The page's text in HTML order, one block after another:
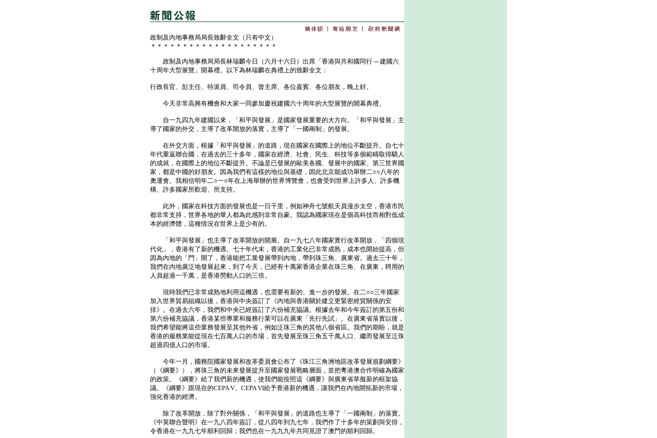
政制及內地事務局局長致辭全文（只有中文）
＊＊＊＊＊＊＊＊＊＊＊＊＊＊＊＊＊＊＊＊
政制及內地事務局局長林瑞麟今日（六月十六日）出席「香港與共和國同行 ─ 建國六
十周年大型展覽」開幕禮。以下為林瑞麟在典禮上的致辭全文：
行政長官、彭主任、特派員、司令員、曾主席、各位嘉賓、各位朋友，晚上好。
今天非常高興有機會和大家一同參加慶祝建國六十周年的大型展覽的開幕典禮。
自一九四九年建國以來，「和平與發展」是國家發展重要的大方向。「和平與發展」主
導了國家的外交，主導了改革開放的落實，主導了「一國兩制」的發展。
在外交方面，根據「和平與發展」的道路，現在國家在國際上的地位不斷提升。自七十
年代重返聯合國，在過去的三十多年，國家在經濟、社會、民生、科技等多個範疇取得驕人
的成就，在國際上的地位不斷提升。不論是已發展的歐美各國、發展中的國家、第三世界國
家，都是中國的好朋友。因為我們有這樣的地位與基礎，因此北京能成功舉辦二○○八年的
奧運會。我相信明年二○一○年在上海舉辦的世界博覽會，也會受到世界上許多人、許多機
構、許多國家所歡迎、所支持。
此外，國家在科技方面的發展也是一日千里，例如神舟七號航天員漫步太空，香港市民
都非常支持，世界各地的華人都為此感到非常自豪。我認為國家現在是個高科技而相對低成
本的經濟體，這種情況在世界上是少有的。
「和平與發展」也主導了改革開放的開展。自一九七八年國家實行改革開放，「四個現
代化」，香港有了新的機遇。七十年代末，香港的工業化已非常成熟，成本也開始提高，但
因為內地的「門」開了，香港能把工業發展帶到內地，帶到珠三角、廣東省。過去三十年，
我們在內地廣泛地發展起來，到了今天，已經有十萬家香港企業在珠三角、在廣東，聘用的
人員超過一千萬，是香港勞動人口的三倍。
現時我們已非常成熟地利用這機遇，也需要有新的、進一步的發展。在二○○三年國家
加入世界貿易組織以後，香港與中央簽訂了《內地與香港關於建立更緊密經貿關係的安
排》。在過去六年，我們和中央已經簽訂了六份補充協議。根據去年和今年簽訂的第五份和
第六份補充協議，香港某些專業和服務行業可以在廣東「先行先試」。在廣東省落實以後，
我們希望能將這些業務發展至其他外省，例如泛珠三角的其他八個省區。我們的期盼，就是
香港的服務業能從現在七百萬人口的市場，首先發展至珠三角五千萬人口、繼而發展至泛珠
超過四億人口的市場。
今年一月，國務院國家發展和改革委員會公布了《珠江三角洲地區改革發展規劃綱要》
（《綱要》），將珠三角的未來發展提升至國家發展戰略層面，並把粵港澳合作明確為國家
的政策。《綱要》給了我們新的機遇，使我們能按照這《綱要》與廣東省草擬新的框架協
議。《綱要》跟現在的CEPA V、CEPA VI給予香港新的機遇，讓我們在內地開拓新的市場，
強化香港的經濟。
除了改革開放，除了對外關係，「和平與發展」的道路也主導了「一國兩制」的落實。
《中英聯合聲明》在一九八四年簽訂，從八四年到九七年，我們作了十多年的策劃與安排，
令香港在一九九七年順利回歸；我們也在一九九九年共同見證了澳門的順利回歸。